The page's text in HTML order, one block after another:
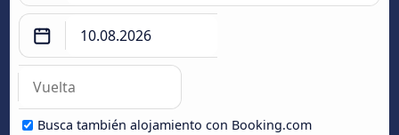
Busca también alojamiento con Booking.com